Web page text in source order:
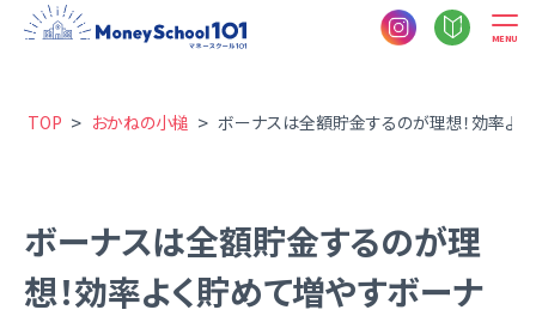
MENU
TOP > おかねの小槌 > ボーナスは全額貯金するのが理想！効率よ
ボーナスは全額貯金するのが理
想！効率よく貯めて増やすボーナ